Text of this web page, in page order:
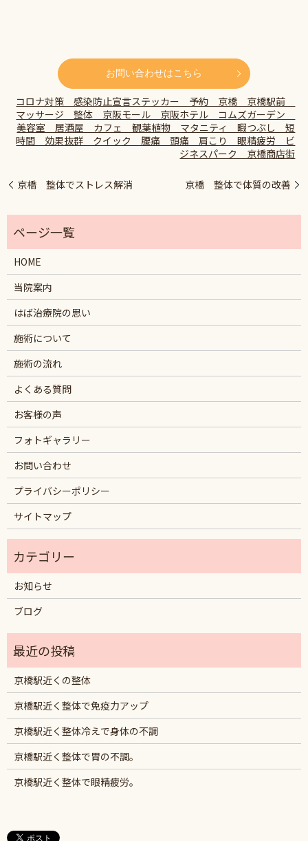
お問い合わせはこちら
コロナ対策 感染防止宣言ステッカー 予約 京橋 京橋駅前
マッサージ 整体 京阪モール 京阪ホテル コムズガーデン
美容室 居酒屋 カフェ 観葉植物 マタニティ 暇つぶし 短
時間 効果抜群 クイック 腰痛 頭痛 肩こり 眼精疲労 ビ
ジネスパーク 京橋商店街
京橋 整体でストレス解消 京橋 整体で体質の改善
HOME
当院案内
はば治療院の思い
施術について
施術の流れ
よくある質問
お客様の声
フォトギャラリー
お問い合わせ
プライバシーポリシー
サイトマップ
お知らせ
ブログ
京橋駅近くの整体
京橋駅近く整体で免疫力アップ
京橋駅近く整体冷えで身体の不調
京橋駅近く整体で胃の不調。
京橋駅近く整体で眼精疲労。